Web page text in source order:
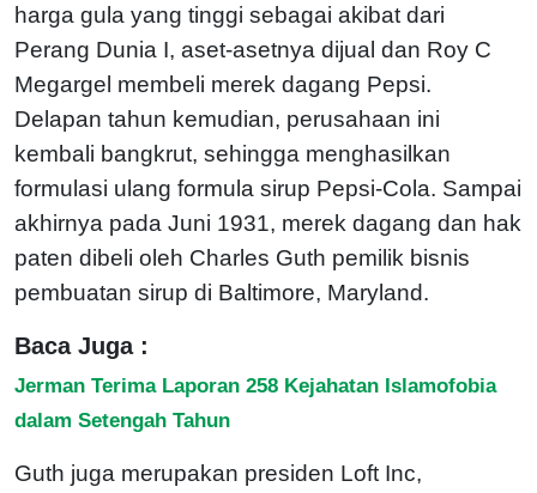
harga gula yang tinggi sebagai akibat dari
Perang Dunia I, aset-asetnya dijual dan Roy C
Megargel membeli merek dagang Pepsi.
Delapan tahun kemudian, perusahaan ini
kembali bangkrut, sehingga menghasilkan
formulasi ulang formula sirup Pepsi-Cola. Sampai
akhirnya pada Juni 1931, merek dagang dan hak
paten dibeli oleh Charles Guth pemilik bisnis
pembuatan sirup di Baltimore, Maryland.
Baca Juga :
Jerman Terima Laporan 258 Kejahatan Islamofobia
dalam Setengah Tahun
Guth juga merupakan presiden Loft Inc,